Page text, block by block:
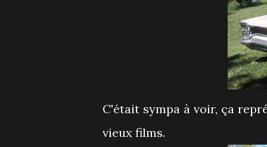
C'était sympa à voir, ça
vieux films.